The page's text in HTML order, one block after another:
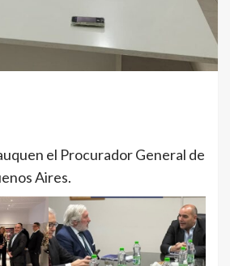
el Procurador General de
Aires.